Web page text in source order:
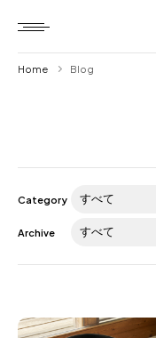
Blog
Home Blog
Category
Archive